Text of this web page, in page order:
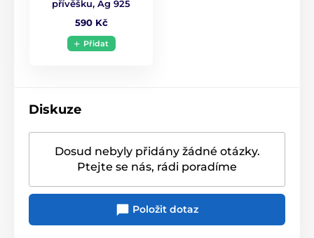
Noční Oblohy a nechte se inspirovat jeho mystickou
krásou a silou. Tento šperk vám bude připomínat
přívěšku, Ag 925
590 Kč
Přidat
Diskuze
Dosud nebyly přidány žádné otázky.
Ptejte se nás, rádi poradíme
Položit dotaz